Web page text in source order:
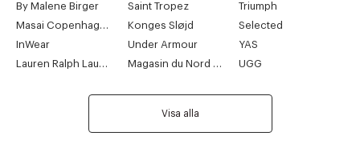
By Malene Birger
Saint Tropez
Triumph
Masai Copenhagen
Konges Sløjd
Selected
InWear
Under Armour
YAS
Lauren Ralph Lauren
Magasin du Nord Collection UGG
Visa alla